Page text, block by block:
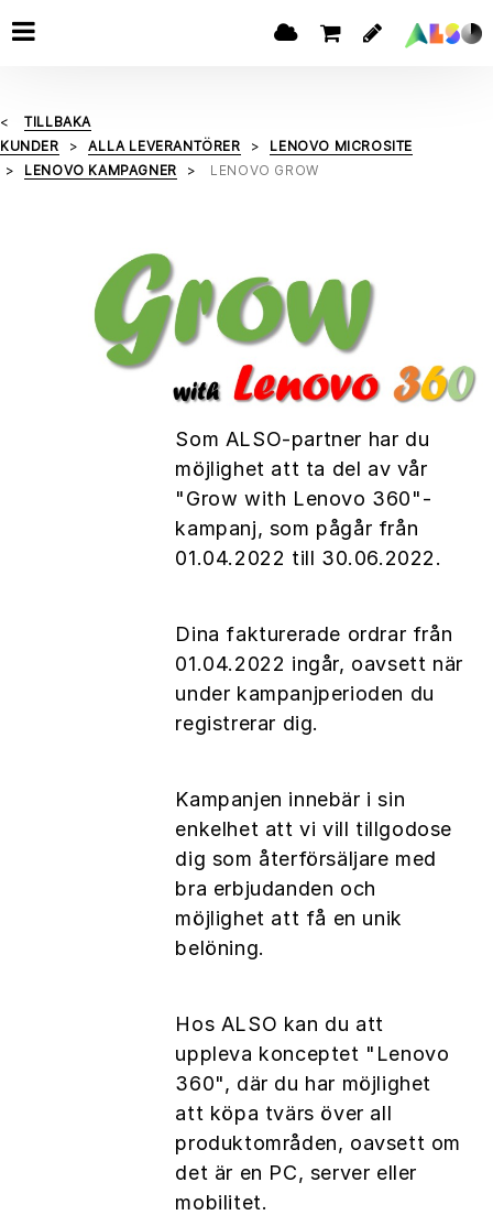
TILLBAKA
KUNDER
ALLA LEVERANTÖRER
LENOVO MICROSITE
LENOVO KAMPAGNER
LENOVO GROW
Som ALSO-partner har du
möjlighet att ta del av vår
"Grow with Lenovo 360"-
kampanj, som pågår från
01.04.2022 till 30.06.2022.
Dina fakturerade ordrar från
01.04.2022 ingår, oavsett när
under kampanjperioden du
registrerar dig.
Kampanjen innebär i sin
enkelhet att vi vill tillgodose
dig som återförsäljare med
bra erbjudanden och
möjlighet att få en unik
belöning.
Hos ALSO kan du att
uppleva konceptet "Lenovo
360", där du har möjlighet
att köpa tvärs över all
produktområden, oavsett om
det är en PC, server eller
mobilitet.